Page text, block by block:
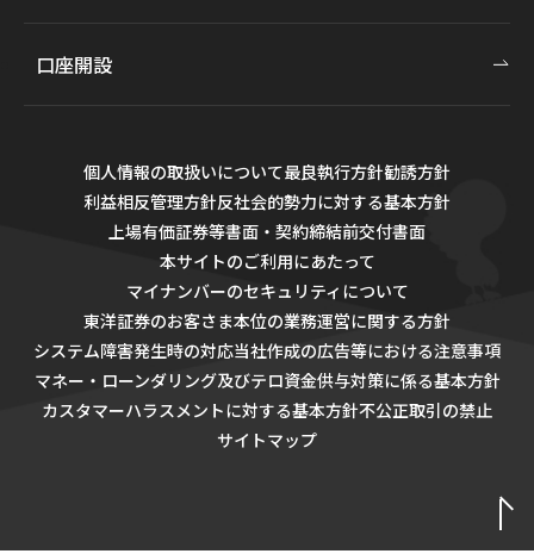
口座開設
個人情報の取扱いについて最良執行方針勧誘方針
利益相反管理方針反社会的勢力に対する基本方針
上場有価証券等書面・契約締結前交付書面
本サイトのご利用にあたって
マイナンバーのセキュリティについて
東洋証券のお客さま本位の業務運営に関する方針
システム障害発生時の対応当社作成の広告等における注意事項
マネー・ローンダリング及びテロ資金供与対策に係る基本方針
カスタマーハラスメントに対する基本方針不公正取引の禁止
サイトマップ